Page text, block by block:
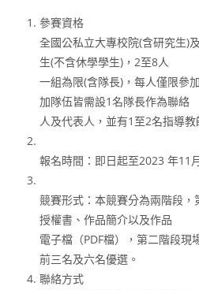
參賽資格
全國公私立大專校院(含研究生)
生(不含休學學生)，2至8人
一組為限(含隊長)，每人僅限參
加隊伍皆需設1名隊長作為聯絡
人及代表人，並有1至2名指導教
報名時間：即日起至2023 年11
競賽形式：本競賽分為兩階段，
授權書、作品簡介以及作品
電子檔（PDF檔），第二階段現
前三名及六名優選。
聯絡方式